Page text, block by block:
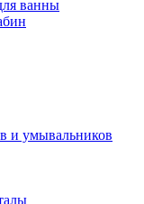
ванны
и умывальников